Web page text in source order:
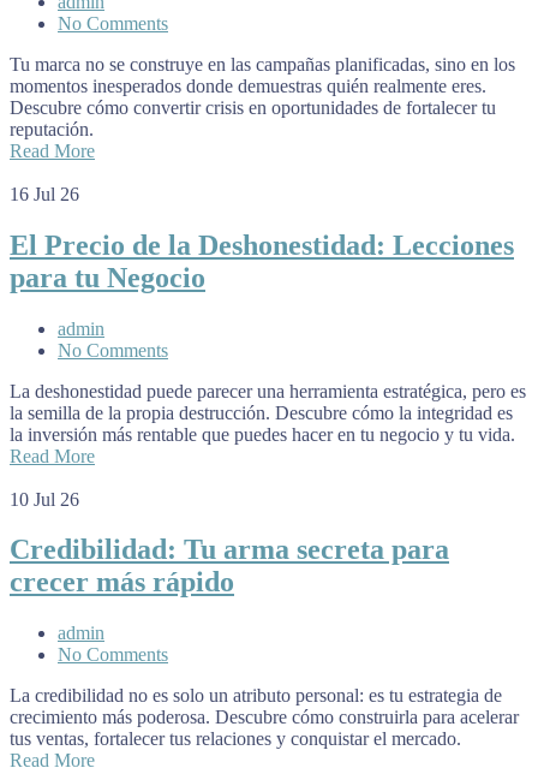
No Comments
Tu marca no se construye en las campañas planificadas, sino en los
momentos inesperados donde demuestras quién realmente eres.
Descubre cómo convertir crisis en oportunidades de fortalecer tu
reputación.
Read More
16 Jul 26
El Precio de la Deshonestidad: Lecciones
para tu Negocio
admin
No Comments
La deshonestidad puede parecer una herramienta estratégica, pero es
la semilla de la propia destrucción. Descubre cómo la integridad es
la inversión más rentable que puedes hacer en tu negocio y tu vida.
Read More
10 Jul 26
Credibilidad: Tu arma secreta para
crecer más rápido
admin
No Comments
La credibilidad no es solo un atributo personal: es tu estrategia de
crecimiento más poderosa. Descubre cómo construirla para acelerar
tus ventas, fortalecer tus relaciones y conquistar el mercado.
Read More